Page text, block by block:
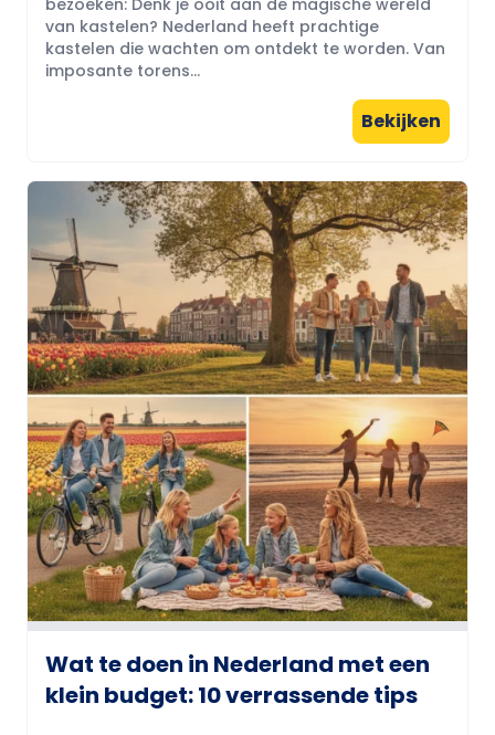
van kastelen? Nederland heeft prachtige
kastelen die wachten om ontdekt te worden. Van
imposante torens...
Bekijken
Wat te doen in Nederland met een
klein budget: 10 verrassende tips